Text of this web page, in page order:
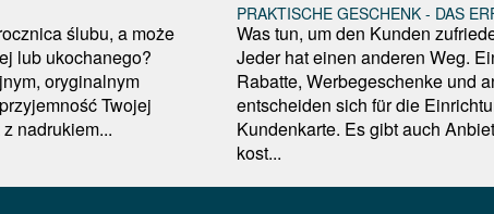
ślubu, a może
lub ukochanego?
oryginalnym
Twojej
nadrukiem...
PRAKTISCHE GESCHENK - DAS
Was tun, um den Kunden
Jeder hat einen anderen Weg.
Rabatte, Werbegeschenke und
entscheiden sich für die
Kundenkarte. Es gibt auch
kost...